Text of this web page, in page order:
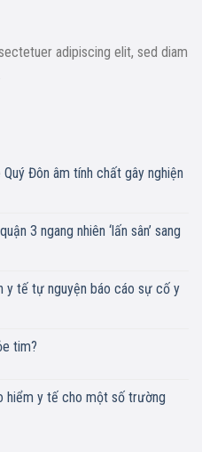
adipiscing elit, sed diam
Đôn âm tính chất gây nghiện
3 ngang nhiên ‘lấn sân’ sang
y tế tự nguyện báo cáo sự cố y
tim?
hiểm y tế cho một số trường